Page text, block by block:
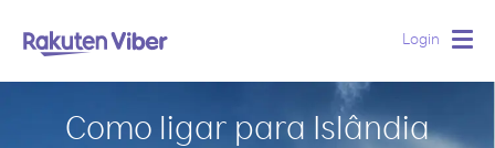
Login
Como ligar para Islândia